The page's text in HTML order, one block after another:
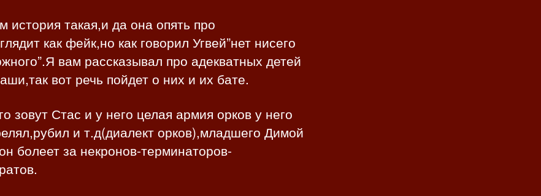
история такая,и да она опять про
как фейк,но как говорил Угвей”нет нисего
вам рассказывал про адекватных детей
вот речь пойдет о них и их бате.
зовут Стас и у него целая армия орков у него
и т.д(диалект орков),младшего Димой
болеет за некронов-терминаторов-